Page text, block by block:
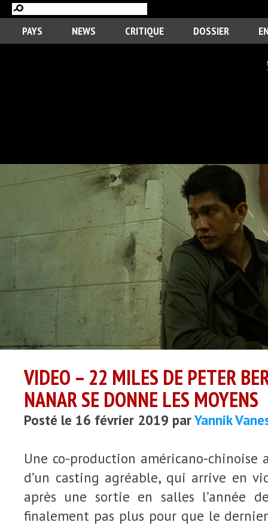
PAYS NEWS CRITIQUE DOSSIER
VIDEO – 22 MILES DE PETER
NANAR SE DONNE LES MOYENS
Posté le 16 février 2019 parYannik
Une co-production américano-chinoise
d’un casting agréable, qui arrive en
après une sortie en salles l’année
finalement pas plus pour que le